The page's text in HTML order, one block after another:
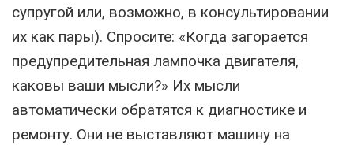
супругой или, возможно, в консультировании
их как пары). Спросите: «Когда загорается
предупредительная лампочка двигателя,
каковы ваши мысли?» Их мысли
автоматически обратятся к диагностике и
ремонту. Они не выставляют машину на